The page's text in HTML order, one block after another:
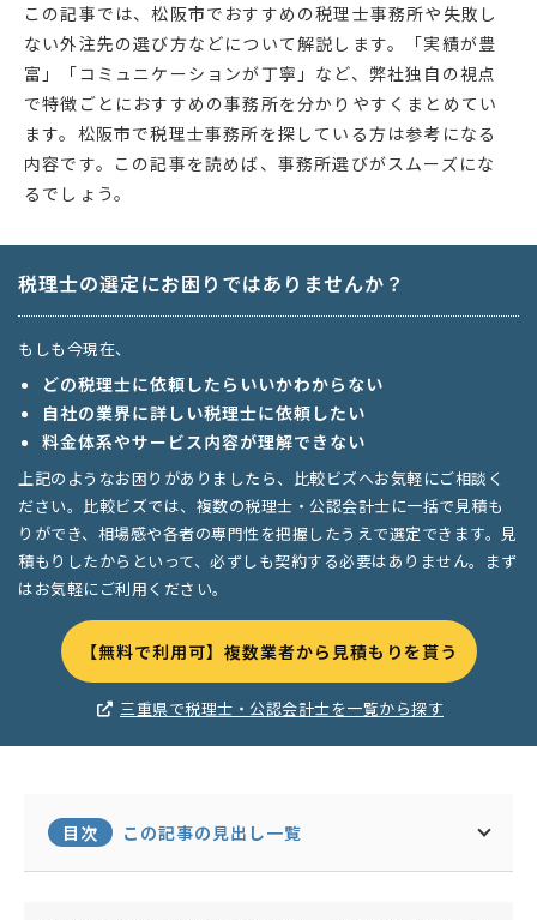
この記事では、松阪市でおすすめの税理士事務所や失敗し
ない外注先の選び方などについて解説します。「実績が豊
富」「コミュニケーションが丁寧」など、弊社独自の視点
で特徴ごとにおすすめの事務所を分かりやすくまとめてい
ます。松阪市で税理士事務所を探している方は参考になる
内容です。この記事を読めば、事務所選びがスムーズにな
るでしょう。
税理士の選定にお困りではありませんか？
もしも今現在、
どの税理士に依頼したらいいかわからない
自社の業界に詳しい税理士に依頼したい
料金体系やサービス内容が理解できない
上記のようなお困りがありましたら、比較ビズへお気軽にご相談く
ださい。比較ビズでは、複数の税理士・公認会計士に一括で見積も
りができ、相場感や各者の専門性を把握したうえで選定できます。見
積もりしたからといって、必ずしも契約する必要はありません。まず
はお気軽にご利用ください。
【無料で利用可】複数業者から見積もりを貰う
三重県で税理士・公認会計士を一覧から探す
目次 この記事の見出し一覧